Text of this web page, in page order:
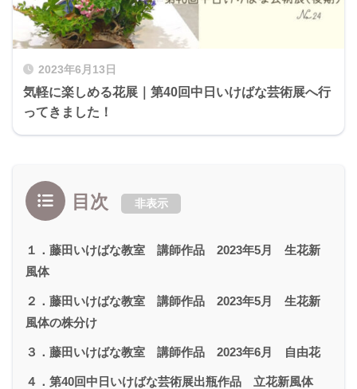
2023年6月13日
気軽に楽しめる花展｜第40回中日いけばな芸術展へ行
ってきました！
目次 非表示
１．藤田いけばな教室 講師作品 2023年5月 生花新
風体
２．藤田いけばな教室 講師作品 2023年5月 生花新
風体の株分け
３．藤田いけばな教室 講師作品 2023年6月 自由花
４．第40回中日いけばな芸術展出瓶作品 立花新風体